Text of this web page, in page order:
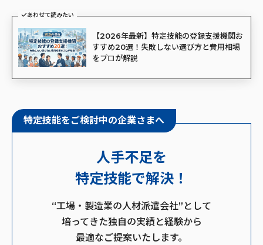
あわせて読みたい
【2026年最新】特定技能の登録支援機関お
すすめ20選！失敗しない選び方と費用相場
をプロが解説
特定技能をご検討中の企業さまへ
人手不足を
特定技能で解決！
“工場・製造業の人材派遣会社”として
培ってきた独自の実績と経験から
最適なご提案いたします。